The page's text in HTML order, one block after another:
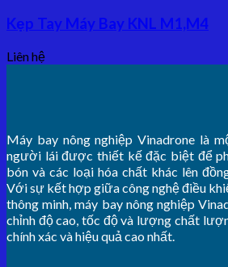
Kẹp Tay Máy Bay KNL M1,M4
Liên hệ
Máy bay nông nghiệp Vinadrone là
người lái được thiết kế đặc biệt để
bón và các loại hóa chất khác lên
Với sự kết hợp giữa công nghệ điều
thông minh, máy bay nông nghiệp
chỉnh độ cao, tốc độ và lượng chất
chính xác và hiệu quả cao nhất.